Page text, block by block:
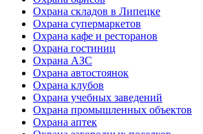
Охрана складов в Липецке
Охрана супермаркетов
Охрана кафе и ресторанов
Охрана гостиниц
Охрана АЗС
Охрана автостоянок
Охрана клубов
Охрана учебных заведений
Охрана промышленных объектов
Охрана аптек